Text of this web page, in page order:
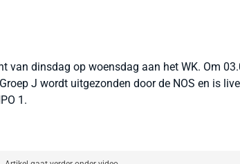
van dinsdag op woensdag aan het WK. Om
J wordt uitgezonden door de NOS en is
1.